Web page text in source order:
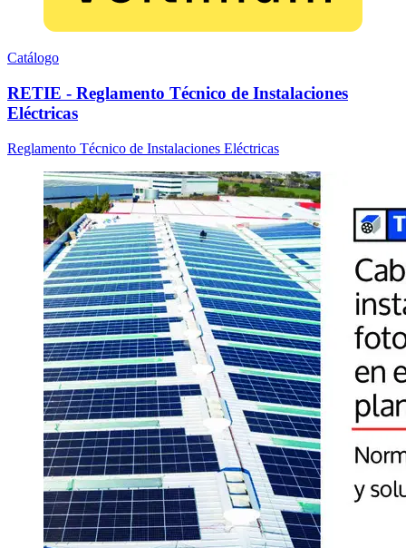
Catálogo
RETIE - Reglamento Técnico de Instalaciones
Eléctricas
Reglamento Técnico de Instalaciones Eléctricas